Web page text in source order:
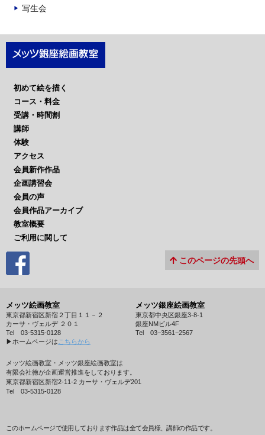
写生会
初めて絵を描く
コース・料金
受講・時間割
講師
体験
アクセス
会員新作作品
企画講習会
会員の声
会員作品アーカイブ
教室概要
ご利用に関して
このページの先頭へ
メッツ絵画教室
東京都新宿区新宿２丁目１１－２
カーサ・ヴェルデ ２０１
Tel 03-5315-0128
▶︎ホームページは こちらから
メッツ銀座絵画教室
東京都中央区銀座3-8-1
銀座NMビル4F
Tel 03−3561−2567
メッツ絵画教室・メッツ銀座絵画教室は
有限会社徳が企画運営推進をしております。
東京都新宿区新宿2-11-2 カーサ・ヴェルデ201
Tel 03-5315-0128
このホームページで使用しております作品は全て会員様、講師の作品です。